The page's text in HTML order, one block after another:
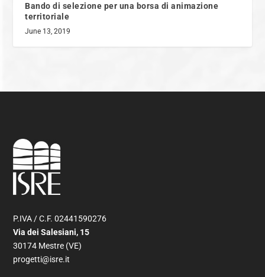
Bando di selezione per una borsa di animazione
territoriale
June 13, 2019
P.IVA / C.F. 02441590276
Via dei Salesiani, 15
30174 Mestre (VE)
progetti@isre.it